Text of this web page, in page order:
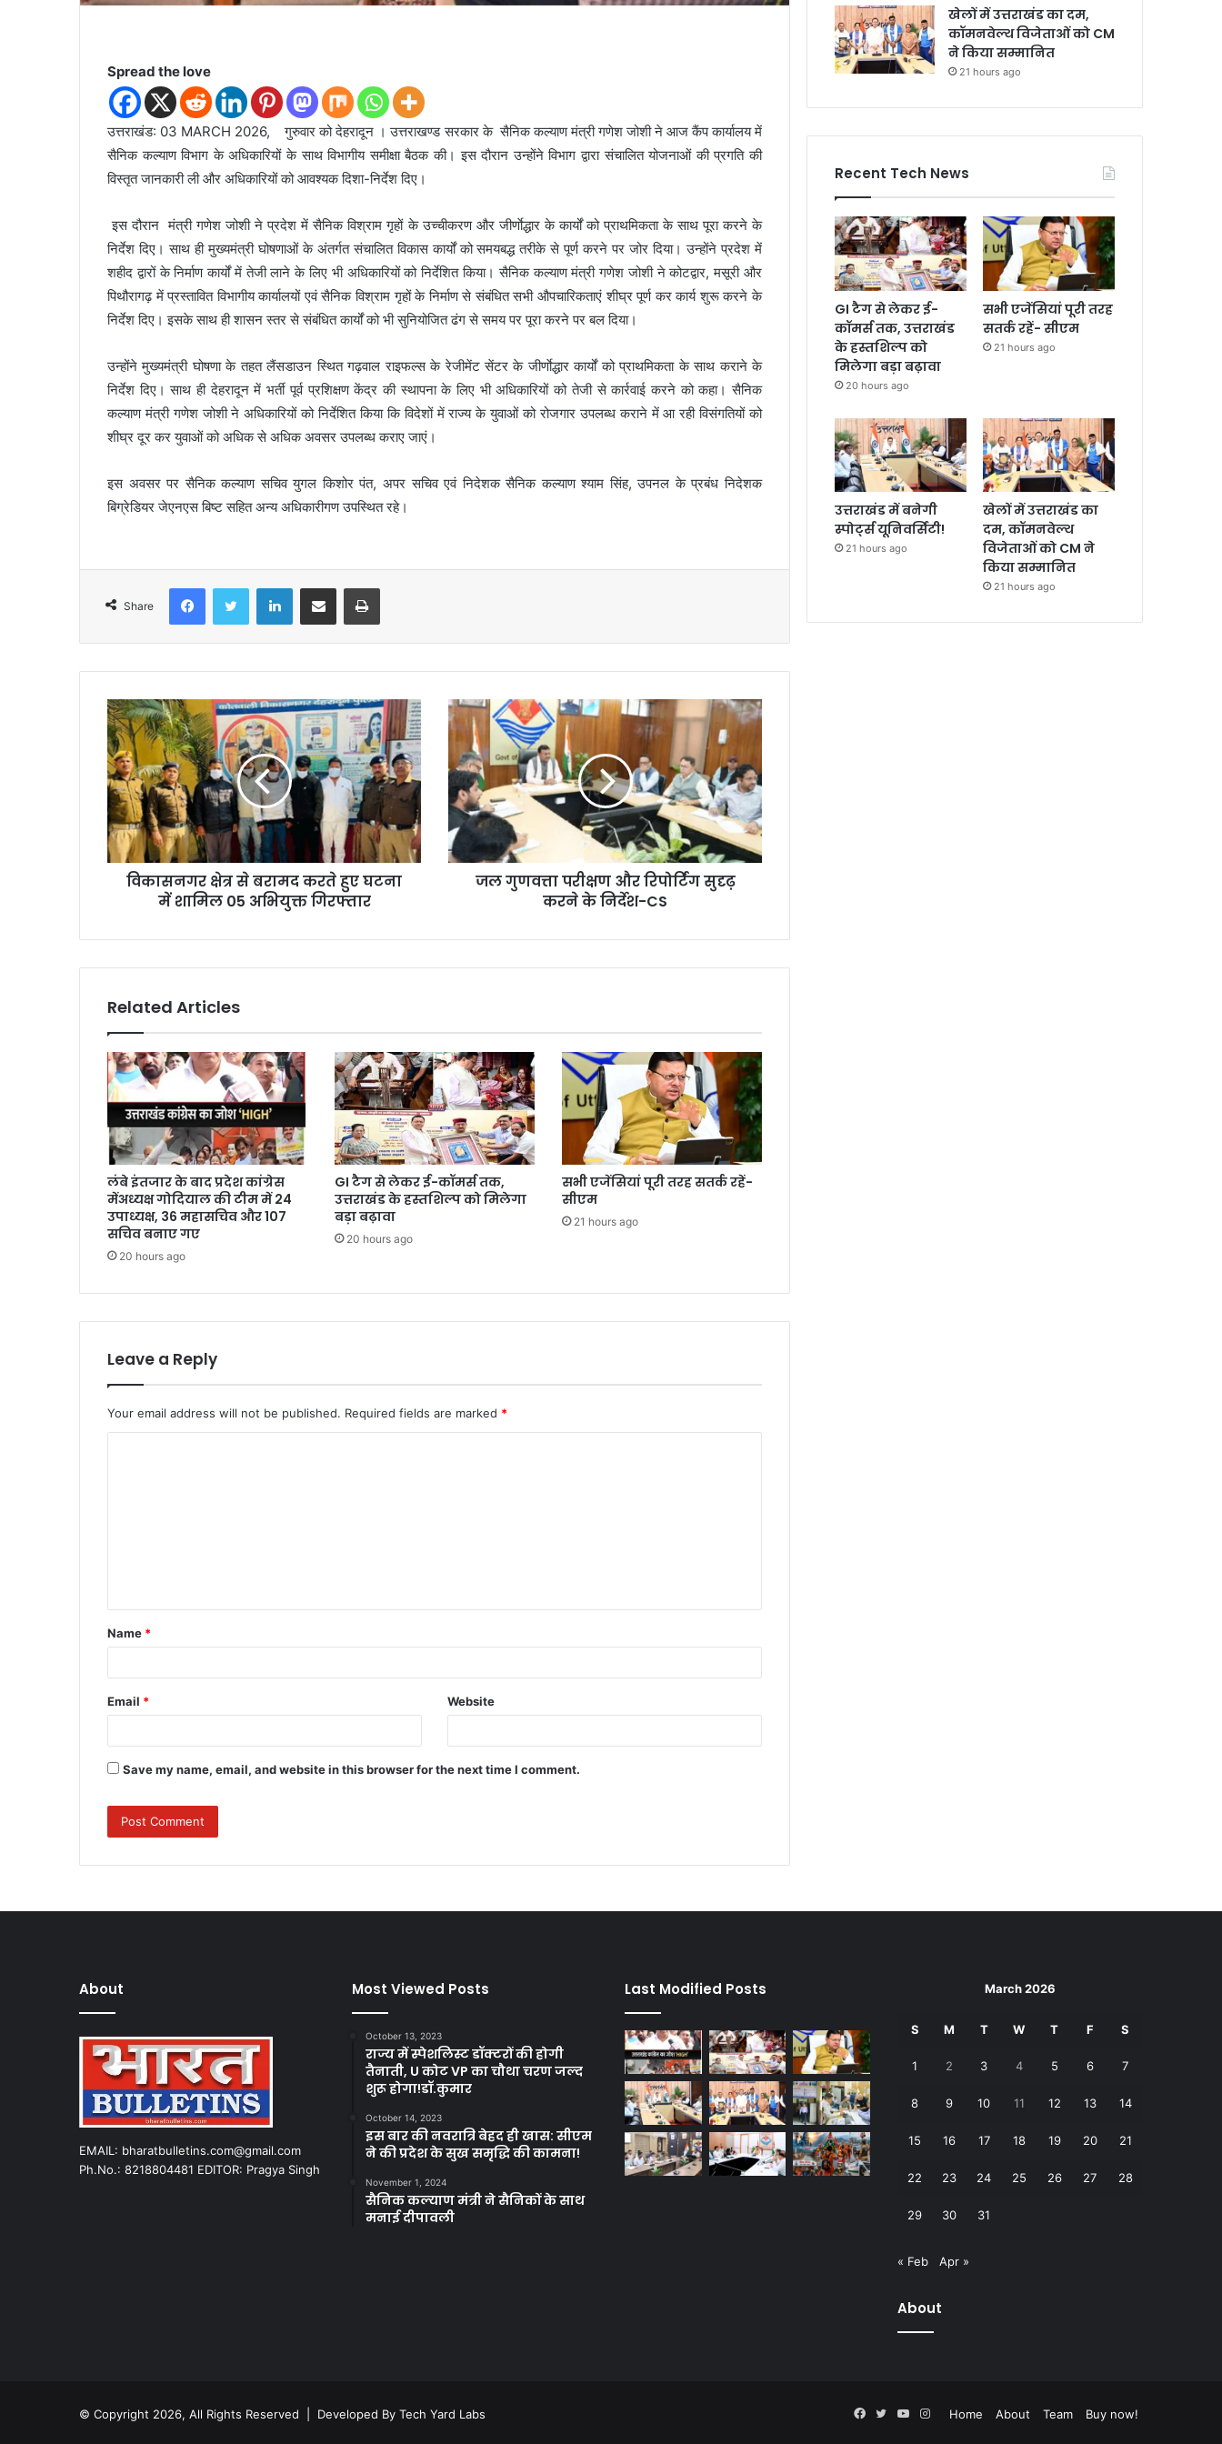
Spread the love
उत्तराखंड: 03 MARCH 2026, गुरुवार को देहरादून । उत्तराखण्ड सरकार के सैनिक कल्याण मंत्री गणेश जोशी ने आज कैंप कार्यालय में
सैनिक कल्याण विभाग के अधिकारियों के साथ विभागीय समीक्षा बैठक की। इस दौरान उन्होंने विभाग द्वारा संचालित योजनाओं की प्रगति की
विस्तृत जानकारी ली और अधिकारियों को आवश्यक दिशा-निर्देश दिए।
इस दौरान मंत्री गणेश जोशी ने प्रदेश में सैनिक विश्राम गृहों के उच्चीकरण और जीर्णाेद्धार के कार्यों को प्राथमिकता के साथ पूरा करने के
निर्देश दिए। साथ ही मुख्यमंत्री घोषणाओं के अंतर्गत संचालित विकास कार्यों को समयबद्ध तरीके से पूर्ण करने पर जोर दिया। उन्होंने प्रदेश में
शहीद द्वारों के निर्माण कार्यों में तेजी लाने के लिए भी अधिकारियों को निर्देशित किया। सैनिक कल्याण मंत्री गणेश जोशी ने कोटद्वार, मसूरी और
पिथौरागढ़ में प्रस्तावित विभागीय कार्यालयों एवं सैनिक विश्राम गृहों के निर्माण से संबंधित सभी औपचारिकताएं शीघ्र पूर्ण कर कार्य शुरू करने के
निर्देश दिए। इसके साथ ही शासन स्तर से संबंधित कार्यों को भी सुनियोजित ढंग से समय पर पूरा करने पर बल दिया।
उन्होंने मुख्यमंत्री घोषणा के तहत लैंसडाउन स्थित गढ़वाल राइफल्स के रेजीमेंट सेंटर के जीर्णाेद्धार कार्यों को प्राथमिकता के साथ कराने के
निर्देश दिए। साथ ही देहरादून में भर्ती पूर्व प्रशिक्षण केंद्र की स्थापना के लिए भी अधिकारियों को तेजी से कार्रवाई करने को कहा। सैनिक
कल्याण मंत्री गणेश जोशी ने अधिकारियों को निर्देशित किया कि विदेशों में राज्य के युवाओं को रोजगार उपलब्ध कराने में आ रही विसंगतियों को
शीघ्र दूर कर युवाओं को अधिक से अधिक अवसर उपलब्ध कराए जाएं।
इस अवसर पर सैनिक कल्याण सचिव युगल किशोर पंत, अपर सचिव एवं निदेशक सैनिक कल्याण श्याम सिंह, उपनल के प्रबंध निदेशक
बिग्रेडियर जेएनएस बिष्ट सहित अन्य अधिकारीगण उपस्थित रहे।
Share
विकासनगर क्षेत्र से बरामद करते हुए घटना
में शामिल 05 अभियुक्त गिरफ्तार
जल गुणवत्ता परीक्षण और रिपोर्टिंग सुदृढ़
करने के निर्देश-CS
Related Articles
लंबे इंतजार के बाद प्रदेश कांग्रेस
मेंअध्यक्ष गोदियाल की टीम में 24
उपाध्यक्ष, 36 महासचिव और 107
सचिव बनाए गए
20 hours ago
GI टैग से लेकर ई-कॉमर्स तक,
उत्तराखंड के हस्तशिल्प को मिलेगा
बड़ा बढ़ावा
20 hours ago
सभी एजेंसियां पूरी तरह सतर्क रहें-
सीएम
21 hours ago
Leave a Reply
Your email address will not be published. Required fields are marked *
t
*
Name *
Email * Website
Save my name, email, and website in this browser for the next time I comment.
खेलों में उत्तराखंड का दम,
कॉमनवेल्थ विजेताओं को CM
ने किया सम्मानित
21 hours ago
Recent Tech News
GI टैग से लेकर ई-
कॉमर्स तक, उत्तराखंड
के हस्तशिल्प को
मिलेगा बड़ा बढ़ावा
20 hours ago
सभी एजेंसियां पूरी तरह
सतर्क रहें- सीएम
21 hours ago
उत्तराखंड में बनेगी
स्पोर्ट्स यूनिवर्सिटी!
21 hours ago
खेलों में उत्तराखंड का
दम, कॉमनवेल्थ
विजेताओं को CM ने
किया सम्मानित
21 hours ago
About
EMAIL: bharatbulletins.com@gmail.com
Ph.No.: 8218804481 EDITOR: Pragya Singh
Most Viewed Posts
October 13, 2023
राज्य में स्पेशलिस्ट डॉक्टरों की होगी
तैनाती, U कोट VP का चौथा चरण जल्द
शुरू होगा!डॉ.कुमार
October 14, 2023
इस बार की नवरात्रि बेहद ही खास: सीएम
ने की प्रदेश के सुख समृद्धि की कामना!
November 1, 2024
सैनिक कल्याण मंत्री ने सैनिकों के साथ
मनाई दीपावली
Last Modified Posts March 2026
S M T W T F S
1 2 3 4 5 6 7
8 9 10 11 12 13 14
15 16 17 18 19 20 21
22 23 24 25 26 27 28
29 30 31
« Feb Apr »
About
© Copyright 2026, All Rights Reserved | Developed By Tech Yard Labs Home About Team Buy now!
Facebook
TwitterYouTube
Instagram